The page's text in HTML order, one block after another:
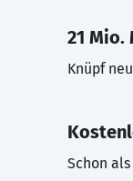
21
Knüpf
Schon